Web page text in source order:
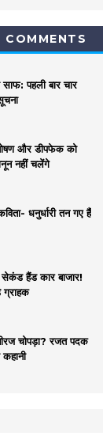
COMMENTS
साफ: पहली बार चार
और डीपफेक को
नहीं चलेंगे
धनुर्धारी तन गए हैं
हैंड कार बाजार!
ग्राहक
चोपड़ा? रजत पदक